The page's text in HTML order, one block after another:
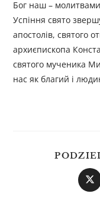
Бог наш – молитвами
Успіння свято
апостолів, святого
архиєпископа
святого мученика
нас як благий і